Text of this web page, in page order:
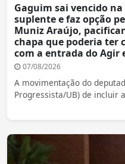
Gaguim sai vencido
suplente e faz opção
Muniz Araújo,
chapa que poderia ter
com a entrada do Agir
07/08/2026
A movimentação do
Progressista/UB) de incluir